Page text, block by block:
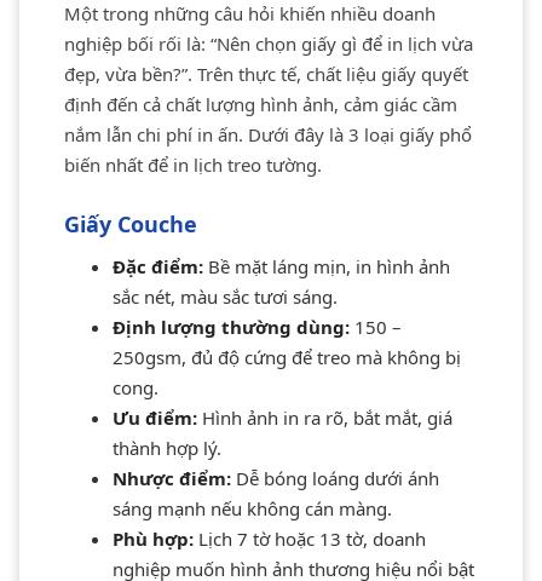
Một trong những câu hỏi khiến nhiều doanh
nghiệp bối rối là: “Nên chọn giấy gì để in lịch vừa
đẹp, vừa bền?”. Trên thực tế, chất liệu giấy quyết
định đến cả chất lượng hình ảnh, cảm giác cầm
nắm lẫn chi phí in ấn. Dưới đây là 3 loại giấy phổ
biến nhất để in lịch treo tường.
Giấy Couche
Đặc điểm: Bề mặt láng mịn, in hình ảnh
sắc nét, màu sắc tươi sáng.
Định lượng thường dùng: 150 –
250gsm, đủ độ cứng để treo mà không bị
cong.
Ưu điểm: Hình ảnh in ra rõ, bắt mắt, giá
thành hợp lý.
Nhược điểm: Dễ bóng loáng dưới ánh
sáng mạnh nếu không cán màng.
Phù hợp: Lịch 7 tờ hoặc 13 tờ, doanh
nghiệp muốn hình ảnh thương hiệu nổi bật